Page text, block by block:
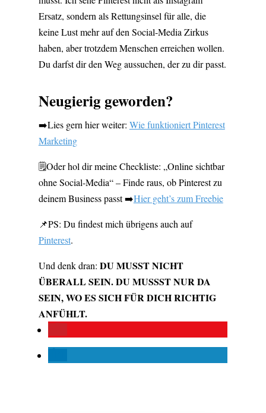
Ersatz, sondern als Rettungsinsel für alle, die
keine Lust mehr auf den Social-Media Zirkus
haben, aber trotzdem Menschen erreichen wollen.
Du darfst dir den Weg aussuchen, der zu dir passt.
Neugierig geworden?
➡️Lies gern hier weiter: Wie funktioniert Pinterest
Marketing
🗒️Oder hol dir meine Checkliste: „Online sichtbar
ohne Social-Media“ – Finde raus, ob Pinterest zu
deinem Business passt ➡️Hier geht’s zum Freebie
📌PS: Du findest mich übrigens auch auf
Pinterest.
Und denk dran: DU MUSST NICHT
ÜBERALL SEIN. DU MUSSST NUR DA
SEIN, WO ES SICH FÜR DICH RICHTIG
ANFÜHLT.